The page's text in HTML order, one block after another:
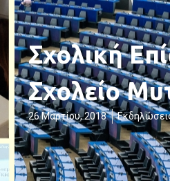
Σχολική
Σχολείο
26 Μαρτίου, 2018